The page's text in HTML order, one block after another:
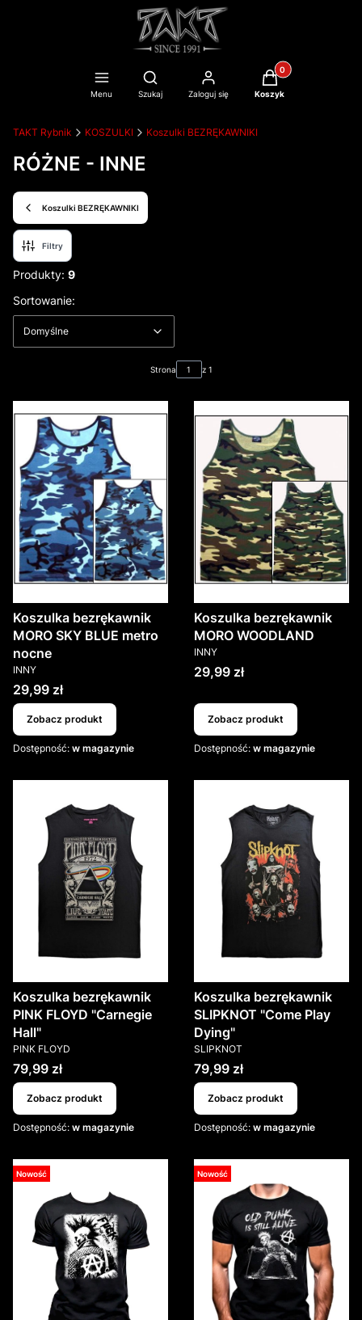
Menu
Otwórz wyszukiwarkę
Szukaj Zaloguj się
Produkty w
Koszyk
TAKT Rybnik KOSZULKI Koszulki BEZRĘKAWNIKI
RÓŻNE - INNE
Koszulki BEZRĘKAWNIKI
Filtry
Produkty: 9
Lista produktów
Sortowanie:
Domyślne
Strona z 1
Koszulka bezrękawnik
MORO SKY BLUE metro
nocne
PRODUCENT
INNY
Cena
29,99 zł
Zobacz produkt
Dostępność: w magazynie
Koszulka bezrękawnik
MORO WOODLAND
PRODUCENT
INNY
Cena
29,99 zł
Zobacz produkt
Dostępność: w magazynie
Koszulka bezrękawnik
PINK FLOYD "Carnegie
Hall"
PRODUCENT
PINK FLOYD
Cena
79,99 zł
Zobacz produkt
Dostępność: w magazynie
Koszulka bezrękawnik
SLIPKNOT "Come Play
Dying"
PRODUCENT
SLIPKNOT
Cena
79,99 zł
Zobacz produkt
Dostępność: w magazynie
Nowość Nowość